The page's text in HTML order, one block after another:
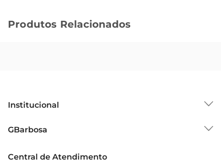
Produtos Relacionados
Institucional
Grupo Cencosud
Sobre Privacidade
GBarbosa
Garantia Estendida
Central de Atendimento